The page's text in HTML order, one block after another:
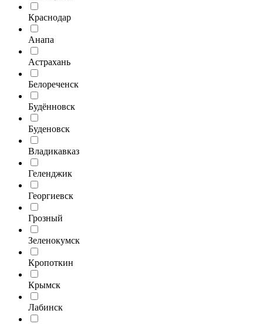
Краснодар
Анапа
Астрахань
Белореченск
Будённовск
Буденовск
Владикавказ
Геленджик
Георгиевск
Грозный
Зеленокумск
Кропоткин
Крымск
Лабинск